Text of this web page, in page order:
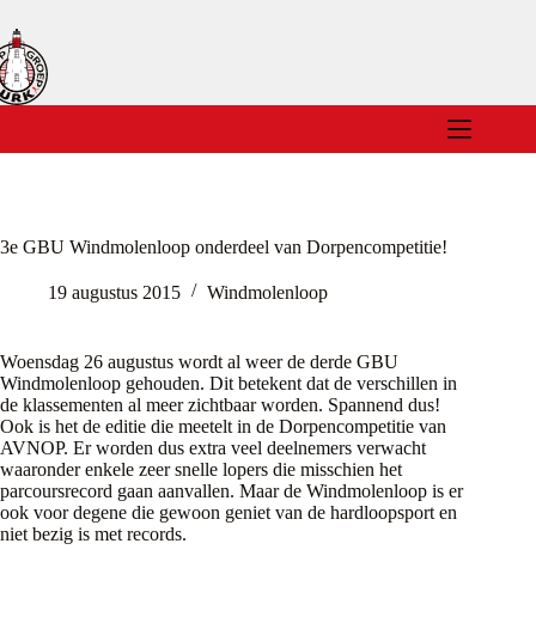
naar
de
inhoud
3e GBU Windmolenloop onderdeel van Dorpencompetitie!
19 augustus 2015 Windmolenloop
Woensdag 26 augustus wordt al weer de derde GBU
Windmolenloop gehouden. Dit betekent dat de verschillen in
de klassementen al meer zichtbaar worden. Spannend dus!
Ook is het de editie die meetelt in de Dorpencompetitie van
AVNOP. Er worden dus extra veel deelnemers verwacht
waaronder enkele zeer snelle lopers die misschien het
parcoursrecord gaan aanvallen. Maar de Windmolenloop is er
ook voor degene die gewoon geniet van de hardloopsport en
niet bezig is met records.